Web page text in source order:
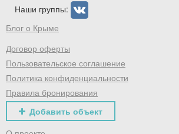
Наши группы:
Блог о Крыме
Договор оферты
Пользовательское соглашение
Политика конфиденциальности
Правила бронирования
Добавить объект